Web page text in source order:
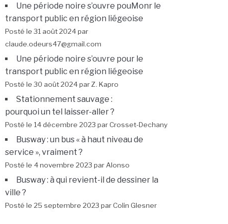
Une période noire s’ouvre pouMonr le
transport public en région liégeoise
Posté le 31 août 2024 par
claude.odeurs47@gmail.com
Une période noire s’ouvre pour le
transport public en région liégeoise
Posté le 30 août 2024 par Z. Kapro
Stationnement sauvage :
pourquoi un tel laisser-aller ?
Posté le 14 décembre 2023 par Crosset-Dechany
Busway : un bus « à haut niveau de
service », vraiment ?
Posté le 4 novembre 2023 par Alonso
Busway : à qui revient-il de dessiner la
ville ?
Posté le 25 septembre 2023 par Colin Glesner